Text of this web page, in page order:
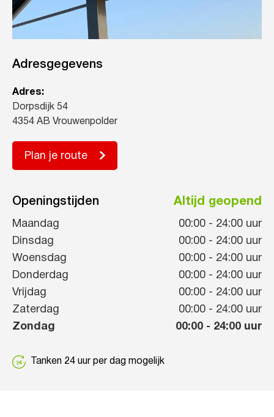
Adresgegevens
Adres:
Dorpsdijk 54
4354 AB Vrouwenpolder
Plan je route
Openingstijden Altijd geopend
Maandag 00:00 - 24:00 uur
Dinsdag
00:00 - 24:00 uur
Woensdag
00:00 - 24:00 uur
Donderdag
00:00 - 24:00 uur
Vrijdag
00:00 - 24:00 uur
Zaterdag
00:00 - 24:00 uur
Zondag
00:00 - 24:00 uur
Tanken 24 uur per dag mogelijk